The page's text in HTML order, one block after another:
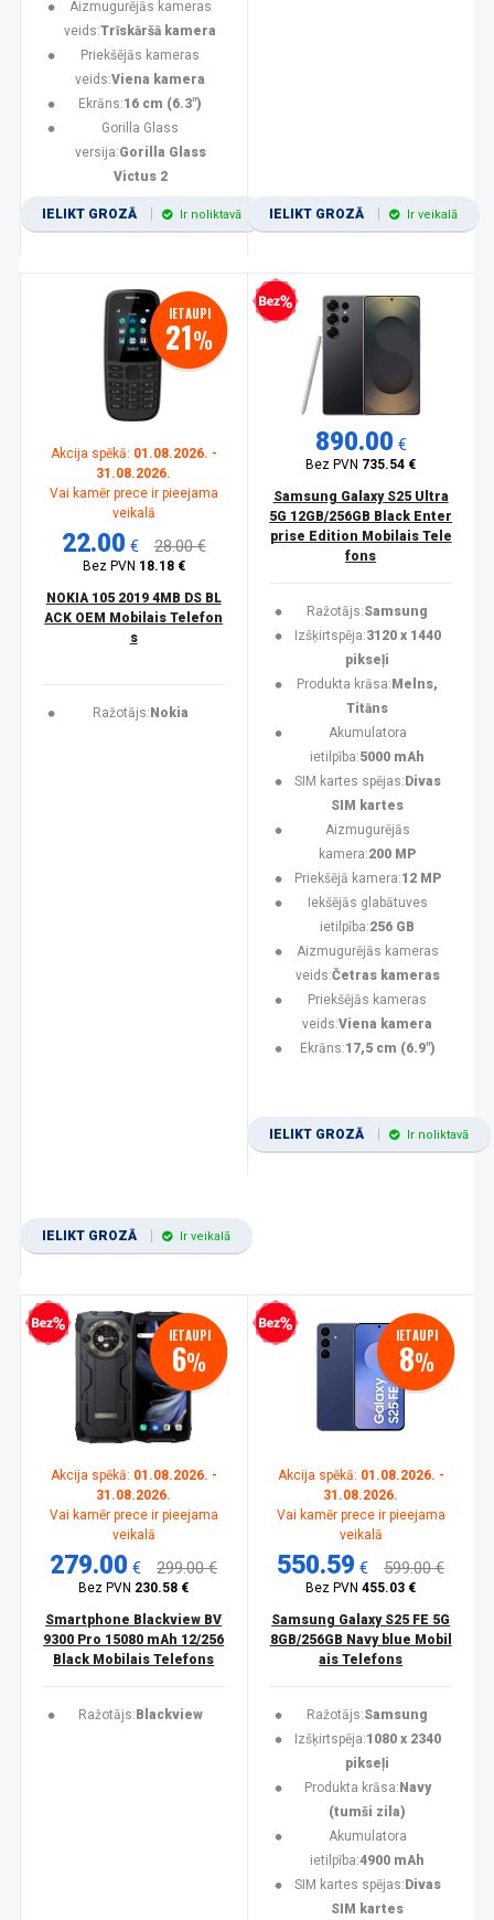
Aizmugurējās kameras
veids:Trīskāršā kamera
Priekšējās kameras
veids:Viena kamera
Ekrāns:16 cm (6.3")
Gorilla Glass
versija:Gorilla Glass
Victus 2
IELIKT GROZĀ Ir noliktavā IELIKT GROZĀ Ir veikalā
IETAUPI
21%
Akcija spēkā: 01.08.2026. -
31.08.2026.
Vai kamēr prece ir pieejama
veikalā
22.00 € 28.00 €
Bez PVN 18.18 €
NOKIA 105 2019 4MB DS BL
ACK OEM Mobilais Telefon
s
Ražotājs: Nokia
IELIKT GROZĀ Ir veikalā
Bezprocentu kredīts
890.00 €
Bez PVN 735.54 €
Samsung Galaxy S25 Ultra
5G 12GB/256GB Black Enter
prise Edition Mobilais Tele
fons
Ražotājs:Samsung
Izšķirtspēja:3120 x 1440
pikseļi
Produkta krāsa: Melns,
Titāns
Akumulatora
ietilpība:5000 mAh
SIM kartes spējas: Divas
SIM kartes
Aizmugurējās
kamera:200 MP
Priekšējā kamera:12 MP
Iekšējās glabātuves
ietilpība:256 GB
Aizmugurējās kameras
veids:Četras kameras
Priekšējās kameras
veids:Viena kamera
Ekrāns:17,5 cm (6.9")
IELIKT GROZĀ Ir noliktavā
kredīts IETAUPI
6%
Akcija spēkā: 01.08.2026. -
31.08.2026.
Vai kamēr prece ir pieejama
veikalā
279.00 € 299.00 €
Bez PVN 230.58 €
Smartphone Blackview BV
9300 Pro 15080 mAh 12/256
Black Mobilais Telefons
Ražotājs: Blackview
Bezprocentu kredīts IETAUPI
8%
Akcija spēkā: 01.08.2026. -
31.08.2026.
Vai kamēr prece ir pieejama
veikalā
550.59 € 599.00 €
Bez PVN455.03 €
Samsung Galaxy S25 FE 5G
8GB/256GB Navy blue Mobil
ais Telefons
Ražotājs:Samsung
Izšķirtspēja:1080 x 2340
pikseļi
Produkta krāsa: Navy
(tumši zila)
Akumulatora
ietilpība:4900 mAh
SIM kartes spējas: Divas
SIM kartes